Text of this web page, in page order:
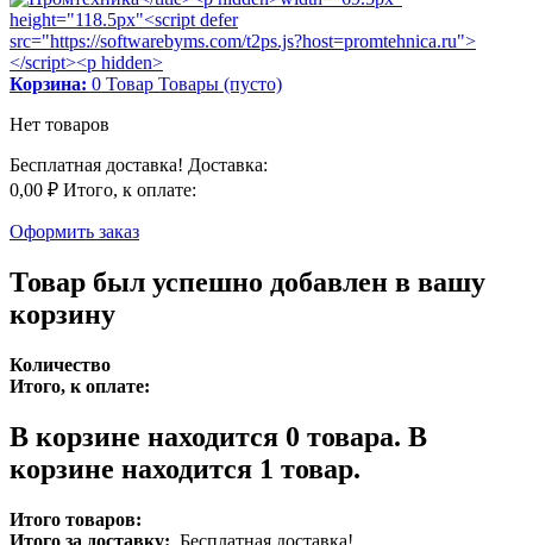
Корзина: 0 Товар Товары (пусто)
Нет товаров
Бесплатная доставка! Доставка:
0,00 ₽ Итого, к оплате:
Оформить заказ
Товар был успешно добавлен в вашу
корзину
Количество
Итого, к оплате:
В корзине находится 0 товара. В
корзине находится 1 товар.
Итого товаров:
Итого за доставку: Бесплатная доставка!